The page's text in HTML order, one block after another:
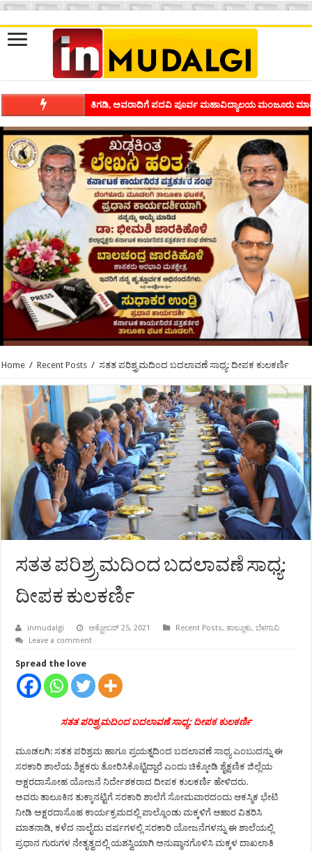
ತಿಗಡಿ, ಅವರಾದಿಗೆ ಪದವಿ ಪೂರ್ವ ಮಹಾವಿದ್ಯಾಲಯ ಮಂಜೂರು
Home / Recent Posts / ಸತತ ಪರಿಶ್ರ್ರಮದಿಂದ ಬದಲಾವಣೆ ಸಾಧ್ಯ: ದೀಪಕ ಕುಲಕರ್ಣಿ
ಸತತ ಪರಿಶ್ರ್ರಮದಿಂದ ಬದಲಾವಣೆ ಸಾಧ್ಯ:
ದೀಪಕ ಕುಲಕರ್ಣಿ
inmudalgi ಅಕ್ಟೋಬರ್ 25, 2021 Recent Posts,ತಾಲ್ಲೂಕು,ಬೆಳಗಾವಿ
Leave a comment
Spread the love
ಸತತ ಪರಿಶ್ರ್ರಮದಿಂದ ಬದಲಾವಣೆ ಸಾಧ್ಯ: ದೀಪಕ ಕುಲಕರ್ಣಿ
ಮೂಡಲಗಿ: ಸತತ ಪರಿಶ್ರಮ ಹಾಗೂ ಪ್ರಯತ್ನದಿಂದ ಬದಲಾವಣೆ ಸಾಧ್ಯ ಎಂಬುದನ್ನು ಈ
ಸರಕಾರಿ ಶಾಲೆಯ ಶಿಕ್ಷಕರು ತೋರಿಸಿಕೊಟ್ಟಿದ್ದಾರೆ ಎಂದು ಚಿಕ್ಕೋಡಿ ಶೈಕ್ಷಣಿಕ ಜಿಲ್ಲೆಯ
ಅಕ್ಷರದಾಸೋಹ ಯೋಜನೆ ನಿರ್ದೇಶಕರಾದ ದೀಪಕ ಕುಲಕರ್ಣಿ ಹೇಳಿದರು.
ಅವರು ತಾಲೂಕಿನ ತುಕ್ಕಾನಟ್ಟಿಗೆ ಸರಕಾರಿ ಶಾಲೆಗೆ ಸೋಮವಾರದಂದು ಆಕಸ್ಮಿಕ ಭೇಟಿ
ನೀಡಿ ಅಕ್ಷರದಾಸೊಹ ಕಾರ್ಯಕ್ರಮದಲ್ಲಿ ಪಾಲ್ಗೊಂಡು ಮಕ್ಕಳಿಗೆ ಆಹಾರ ವಿತರಿಸಿ
ಮಾತನಾಡಿ, ಕಳೆದ ನಾಲೈದು ವರ್ಷಗಳಲ್ಲಿ ಸರಕಾರಿ ಯೋಜನೆಗಳನ್ನು ಈ ಶಾಲೆಯಲ್ಲಿ
ಪ್ರಧಾನ ಗುರುಗಳ ನೇತೃತ್ವದಲ್ಲಿ ಯಶಸ್ವಿಯಾಗಿ ಅನುಷ್ಠಾನಗೊಳಿಸಿ ಮಕ್ಕಳ ದಾಖಲಾತಿ